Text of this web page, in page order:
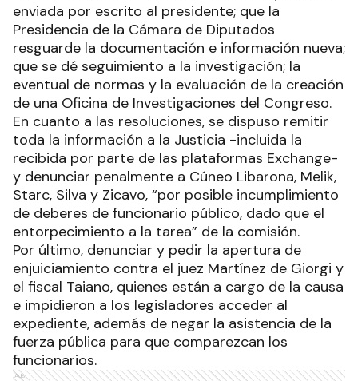
enviada por escrito al presidente; que la
Presidencia de la Cámara de Diputados
resguarde la documentación e información nueva;
que se dé seguimiento a la investigación; la
eventual de normas y la evaluación de la creación
de una Oficina de Investigaciones del Congreso.
En cuanto a las resoluciones, se dispuso remitir
toda la información a la Justicia -incluida la
recibida por parte de las plataformas Exchange-
y denunciar penalmente a Cúneo Libarona, Melik,
Starc, Silva y Zicavo, “por posible incumplimiento
de deberes de funcionario público, dado que el
entorpecimiento a la tarea” de la comisión.
Por último, denunciar y pedir la apertura de
enjuiciamiento contra el juez Martínez de Giorgi y
el fiscal Taiano, quienes están a cargo de la causa
e impidieron a los legisladores acceder al
expediente, además de negar la asistencia de la
fuerza pública para que comparezcan los
funcionarios.
Ads